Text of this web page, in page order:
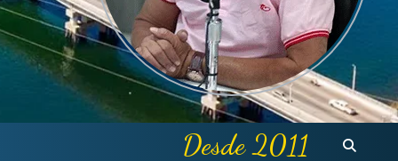
Desde 2011